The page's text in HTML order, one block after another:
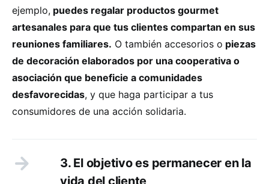
ejemplo, puedes regalar productos gourmet
artesanales para que tus clientes compartan en sus
reuniones familiares. O también accesorios o piezas
de decoración elaborados por una cooperativa o
asociación que beneficie a comunidades
desfavorecidas, y que haga participar a tus
consumidores de una acción solidaria.
3. El objetivo es permanecer en la
vida del cliente